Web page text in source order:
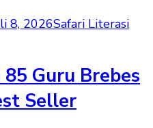
8, 2026Safari Literasi
Guru Brebes
Seller